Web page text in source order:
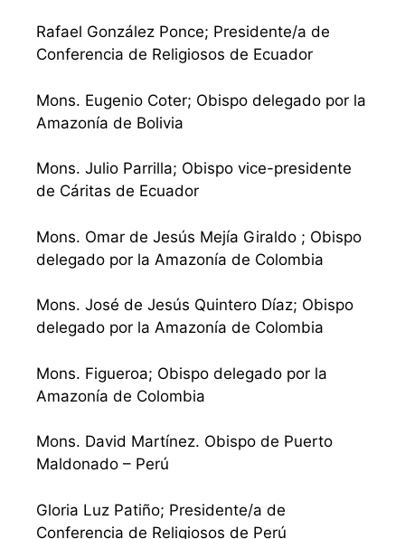
Rafael González Ponce; Presidente/a de
Conferencia de Religiosos de Ecuador
Mons. Eugenio Coter; Obispo delegado por la
Amazonía de Bolivia
Mons. Julio Parrilla; Obispo vice-presidente
de Cáritas de Ecuador
Mons. Omar de Jesús Mejía Giraldo ; Obispo
delegado por la Amazonía de Colombia
Mons. José de Jesús Quintero Díaz; Obispo
delegado por la Amazonía de Colombia
Mons. Figueroa; Obispo delegado por la
Amazonía de Colombia
Mons. David Martínez. Obispo de Puerto
Maldonado – Perú
Gloria Luz Patiño; Presidente/a de
Conferencia de Religiosos de Perú